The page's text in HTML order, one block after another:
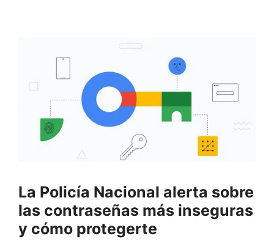
La Policía Nacional alerta sobre
las contraseñas más inseguras
y cómo protegerte